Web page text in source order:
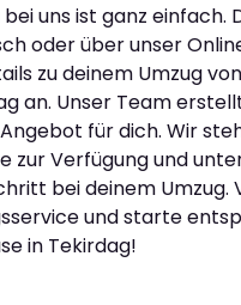
bei uns ist ganz einfach.
oder über unser
zu deinem Umzug
an. Unser Team
für dich. Wir
zur Verfügung und
bei deinem Umzug.
und starte
in Tekirdag!